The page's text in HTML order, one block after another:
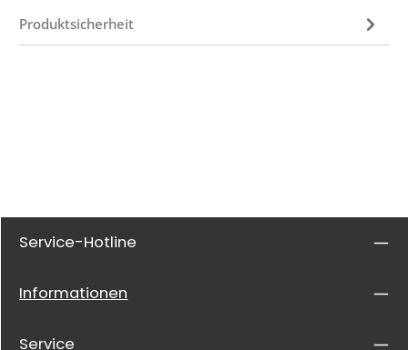
Produktsicherheit
Service-Hotline
Informationen
Service